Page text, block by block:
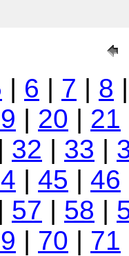
| 6 | 7 | 8
| 20 | 21
| 32 | 33 |
| 45 | 46
| 57 | 58 |
| 70 | 71